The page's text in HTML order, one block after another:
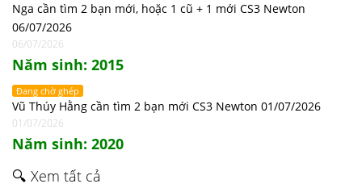
Nga cần tìm 2 bạn mới, hoặc 1 cũ + 1 mới CS3 Newton
06/07/2026
06/07/2026
Năm sinh: 2015
Đang chờ ghép
Vũ Thúy Hằng cần tìm 2 bạn mới CS3 Newton 01/07/2026
01/07/2026
Năm sinh: 2020
🔍 Xem tất cả